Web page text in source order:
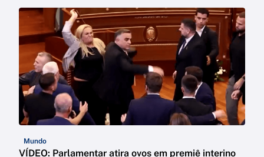
Mundo
VÍDEO: Parlamentar atira ovos em premiê interino